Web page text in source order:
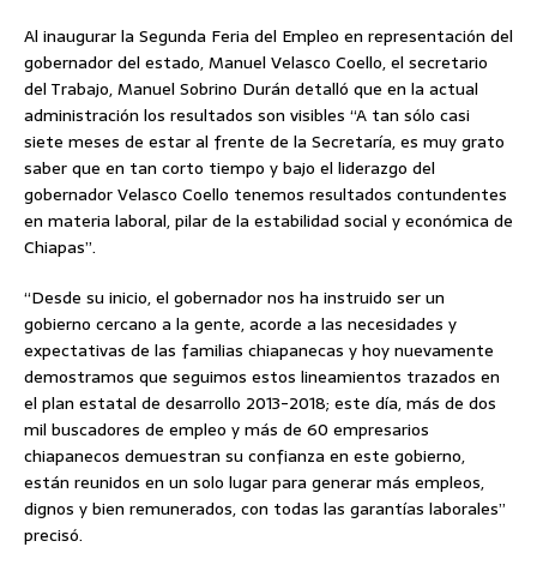
Al inaugurar la Segunda Feria del Empleo en representación del
gobernador del estado, Manuel Velasco Coello, el secretario
del Trabajo, Manuel Sobrino Durán detalló que en la actual
administración los resultados son visibles “A tan sólo casi
siete meses de estar al frente de la Secretaría, es muy grato
saber que en tan corto tiempo y bajo el liderazgo del
gobernador Velasco Coello tenemos resultados contundentes
en materia laboral, pilar de la estabilidad social y económica de
Chiapas”.
“Desde su inicio, el gobernador nos ha instruido ser un
gobierno cercano a la gente, acorde a las necesidades y
expectativas de las familias chiapanecas y hoy nuevamente
demostramos que seguimos estos lineamientos trazados en
el plan estatal de desarrollo 2013-2018; este día, más de dos
mil buscadores de empleo y más de 60 empresarios
chiapanecos demuestran su confianza en este gobierno,
están reunidos en un solo lugar para generar más empleos,
dignos y bien remunerados, con todas las garantías laborales”
precisó.